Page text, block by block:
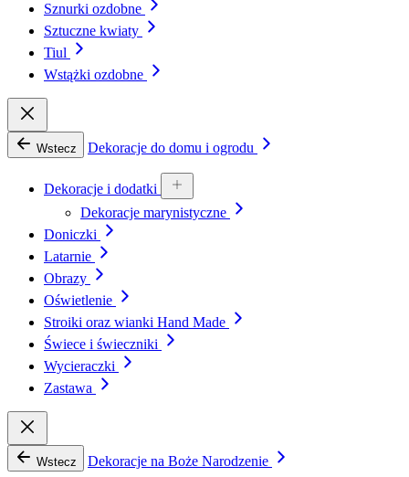
Sznurki ozdobne
Sztuczne kwiaty
Tiul
Wstążki ozdobne
Wstecz Dekoracje do domu i ogrodu
Dekoracje i dodatki
Dekoracje marynistyczne
Doniczki
Latarnie
Obrazy
Oświetlenie
Stroiki oraz wianki Hand Made
Świece i świeczniki
Wycieraczki
Zastawa
Wstecz Dekoracje na Boże Narodzenie